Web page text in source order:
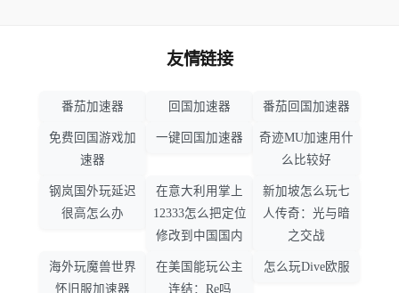
友情链接
番茄加速器 回国加速器 番茄回国加速器
免费回国游戏加
速器
一键回国加速器
奇迹MU加速用什
么比较好
钢岚国外玩延迟
很高怎么办
在意大利用掌上
12333怎么把定位
修改到中国国内
新加坡怎么玩七
人传奇：光与暗
之交战
海外玩魔兽世界
怀旧服加速器
在美国能玩公主
连结：Re吗
怎么玩Dive欧服